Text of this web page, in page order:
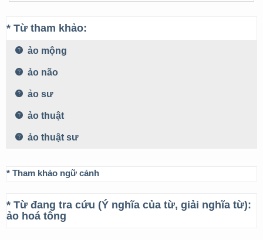
* Từ tham khảo:
ảo mộng
ảo não
ảo sư
ảo thuật
ảo thuật sư
* Tham khảo ngữ cảnh
* Từ đang tra cứu (Ý nghĩa của từ, giải nghĩa từ):
ảo hoá tông